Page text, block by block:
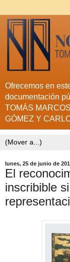
Ofrecemos en
documentación
TOMÁS
GÓMEZ Y
lunes, 25 de junio de
El
inscribible